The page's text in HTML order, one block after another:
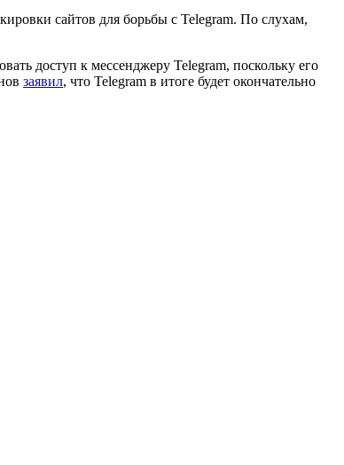
сайтов для борьбы с Telegram. По слухам,
доступ к мессенджеру Telegram, поскольку его
заявил, что Telegram в итоге будет окончательно